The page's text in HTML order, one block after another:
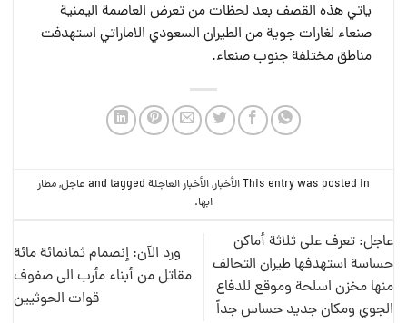
ياتي هذه القصف بعد لحظات من تعرض العاصمة اليمنية
صنعاء لغارات جوية من الطيران السعودي الاماراتي استهدفت
مناطق مختلفة جنوب صنعاء.
This entry was posted inالأخبار,الأخبار العاجلة عاجل,مطار
ابها.
عاجل: تعرف على ثلاثة أماكن
حساسة استهدفها طيران التحالف
منها مخزن اسلحة وموقع للدفاع
الجوي ومكان جديد حساس جداً
ورد الآن: إنصمام ثمانمائة مائة
مقاتل من أبناء مأرب الى صفوف
قوات الحوثيين